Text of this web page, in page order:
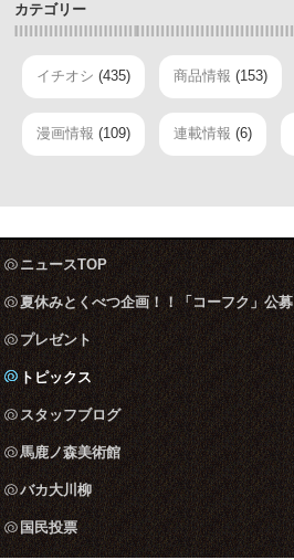
カテゴリー
イチオシ (435) 商品情報 (153)
漫画情報 (109) 連載情報 (6)
ニュースTOP
夏休みとくべつ企画！！「コーフク」公募
プレゼント
トピックス
スタッフブログ
馬鹿ノ森美術館
バカ大川柳
国民投票